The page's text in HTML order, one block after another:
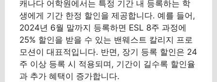
캐나다 어학원에서는 특정 기간 내 등록하는 학
생에게 기간 한정 할인을 제공합니다. 예를 들어,
2024년 6월 말까지 등록하면 ESL 8주 과정에
25% 할인을 받을 수 있는 밴웨스트 칼리지 프로
모션이 대표적입니다. 반면, 장기 등록 할인은 24
주 이상 등록 시 적용되며, 기간이 길수록 할인율
과 추가 혜택이 증가합니다.